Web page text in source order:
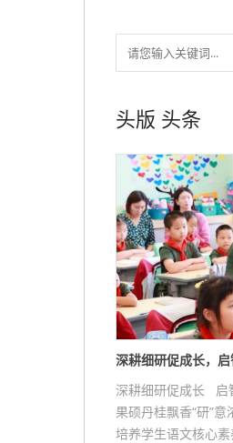
头版 头条
深耕细研促成长，
深耕细研促成长 启
果硕丹桂飘香“研”
培养学生语文核心